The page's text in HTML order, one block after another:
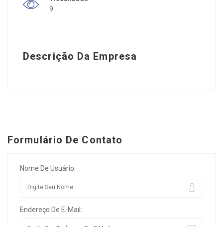
9
Descrição Da Empresa
Formulário De Contato
Nome De Usuário:
Endereço De E-Mail: